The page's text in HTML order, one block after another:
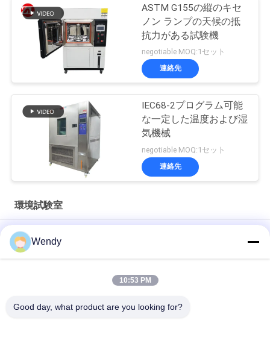
ASTM G155の縦のキセ
ノン ランプの天候の抵
抗力がある試験機
negotiable MOQ:1セット
連絡先
IEC68-2プログラム可能
な一定した温度および湿
気機械
negotiable MOQ:1セット
連絡先
環境試験室
ISO 1431-1 ASTM D1149 ケーブル耐オゾン性試験槽 非金属材
料老化試験機
Wendy
10:53 PM
Good day, what product are you looking for?